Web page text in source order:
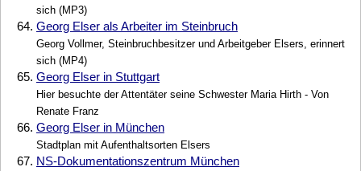
sich (MP3)
64. Georg Elser als Arbeiter im Steinbruch
Georg Vollmer, Steinbruchbesitzer und Arbeitgeber Elsers, erinnert
sich (MP4)
65. Georg Elser in Stuttgart
Hier besuchte der Attentäter seine Schwester Maria Hirth - Von
Renate Franz
66. Georg Elser in München
Stadtplan mit Aufenthaltsorten Elsers
67. NS-Dokumentationszentrum München